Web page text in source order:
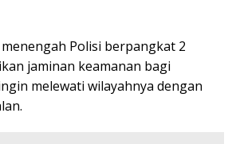
Polisi berpangkat 2
jaminan keamanan bagi
melewati wilayahnya dengan